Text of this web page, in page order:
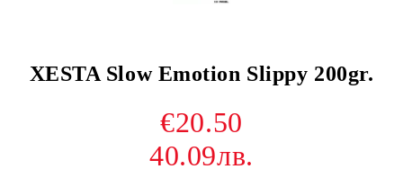
XESTA Slow Emotion Slippy 200gr.
€20.50
40.09лв.